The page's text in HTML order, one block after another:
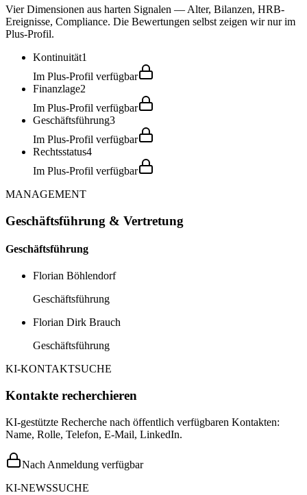
Vier Dimensionen aus harten Signalen — Alter, Bilanzen, HRB-
Ereignisse, Compliance. Die Bewertungen selbst zeigen wir nur im
Plus-Profil.
Kontinuität1
Im Plus-Profil verfügbar
Finanzlage2
Im Plus-Profil verfügbar
Geschäftsführung3
Im Plus-Profil verfügbar
Rechtsstatus4
Im Plus-Profil verfügbar
MANAGEMENT
Geschäftsführung & Vertretung
Geschäftsführung
Florian Böhlendorf
Geschäftsführung
Florian Dirk Brauch
Geschäftsführung
KI-KONTAKTSUCHE
Kontakte recherchieren
KI-gestützte Recherche nach öffentlich verfügbaren Kontakten:
Name, Rolle, Telefon, E-Mail, LinkedIn.
Nach Anmeldung verfügbar
KI-NEWSSUCHE